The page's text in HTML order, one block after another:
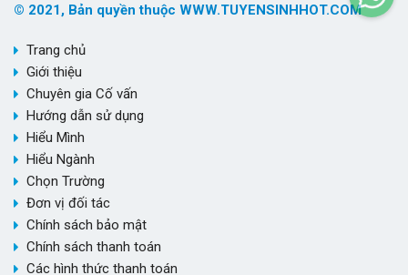
© 2021, Bản quyền thuộc WWW.TUYENSINHHOT.COM
Trang chủ
Giới thiệu
Chuyên gia Cố vấn
Hướng dẫn sử dụng
Hiểu Mình
Hiểu Ngành
Chọn Trường
Đơn vị đối tác
Chính sách bảo mật
Chính sách thanh toán
Các hình thức thanh toán